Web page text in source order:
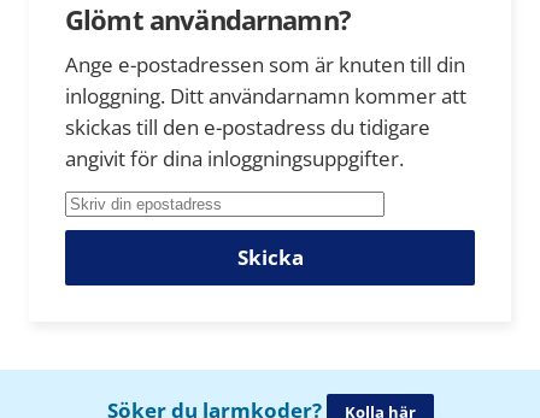
Glömt användarnamn?
Ange e-postadressen som är knuten till din
inloggning. Ditt användarnamn kommer att
skickas till den e-postadress du tidigare
angivit för dina inloggningsuppgifter.
Skicka
Söker du larmkoder? Kolla här